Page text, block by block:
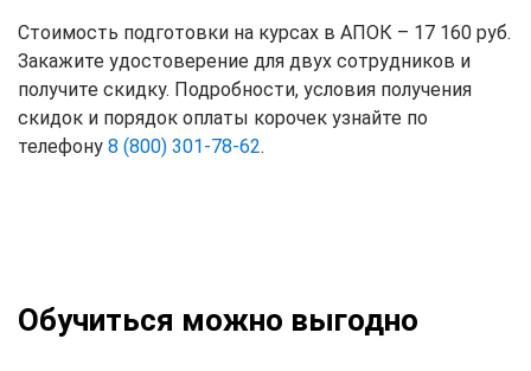
Стоимость подготовки на курсах в АПОК – 17 160 руб.
Закажите удостоверение для двух сотрудников и
получите скидку. Подробности, условия получения
скидок и порядок оплаты корочек узнайте по
телефону 8 (800) 301-78-62.
Обучиться можно выгодно